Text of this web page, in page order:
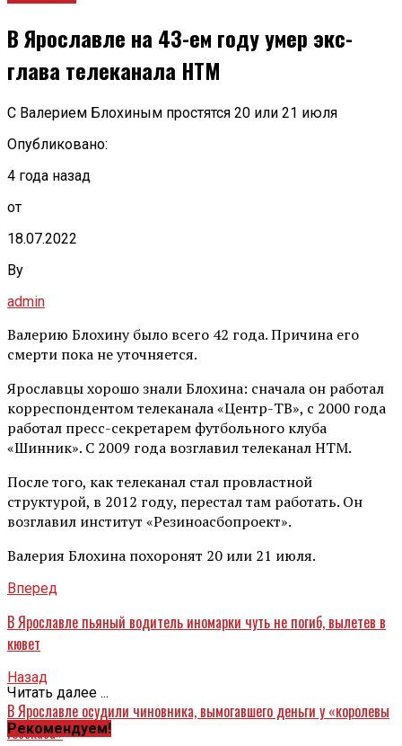
В Ярославле на 43-ем году умер экс-
глава телеканала НТМ
С Валерием Блохиным простятся 20 или 21 июля
Опубликовано:
4 года назад
от
18.07.2022
By
admin
Валерию Блохину было всего 42 года. Причина его
смерти пока не уточняется.
Ярославцы хорошо знали Блохина: сначала он работал
корреспондентом телеканала «Центр-ТВ», с 2000 года
работал пресс-секретарем футбольного клуба
«Шинник». С 2009 года возглавил телеканал НТМ.
После того, как телеканал стал провластной
структурой, в 2012 году, перестал там работать. Он
возглавил институт «Резиноасбопроект».
Валерия Блохина похоронят 20 или 21 июля.
Вперед
В Ярославле пьяный водитель иномарки чуть не погиб, вылетев в
кювет
Назад
В Ярославле осудили чиновника, вымогавшего деньги у «королевы
госзказа»
Читать далее ...
Рекомендуем!